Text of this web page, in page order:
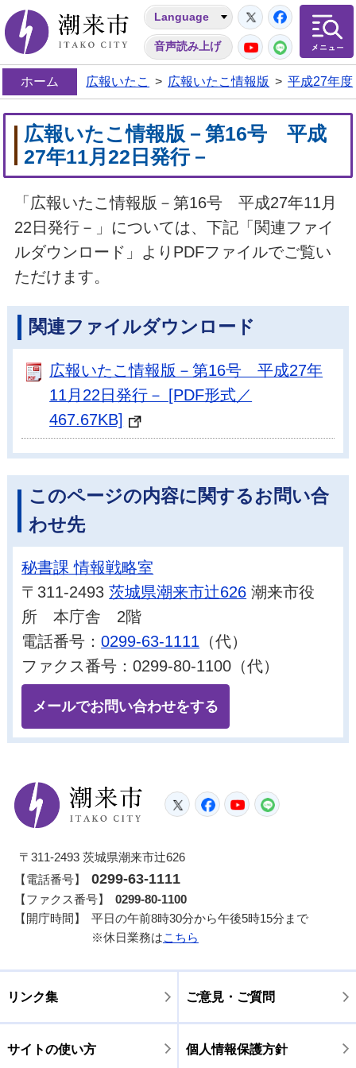
潮来市
Language
音声読み上げ
Twitter
YouTube
LINE
ホーム 広報いたこ > 広報いたこ情報版 > 平成27年度
広報いたこ情報版－第16号 平成
27年11月22日発行－
「広報いたこ情報版－第16号 平成27年11月
22日発行－」については、下記「関連ファイ
ルダウンロード」よりPDFファイルでご覧い
ただけます。
関連ファイルダウンロード
広報いたこ情報版－第16号 平成27年
11月22日発行－ [PDF形式／
467.67KB]
このページの内容に関するお問い合
わせ先
秘書課 情報戦略室
〒311-2493茨城県潮来市辻626 潮来市役
所 本庁舎 2階
電話番号：0299-63-1111 （代）
ファクス番号：0299-80-1100（代）
メールでお問い合わせをする
潮来市
TwitterFacebook
YouTube
〒311-2493 茨城県潮来市辻626
【電話番号】
0299-63-1111
【ファクス番号】
0299-80-1100
【開庁時間】
平日の午前8時30分から午後5時15分まで
※休日業務はこちら
リンク集 ご意見・ご質問
サイトの使い方 個人情報保護方針